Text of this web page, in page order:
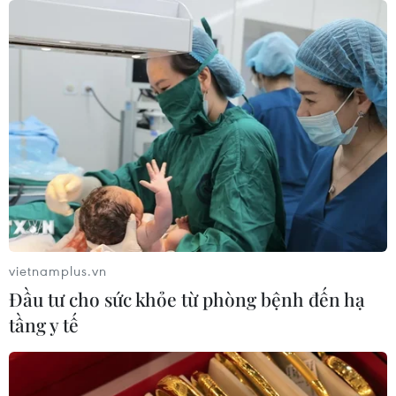
vietnamplus.vn
Đầu tư cho sức khỏe từ phòng bệnh đến hạ
tầng y tế